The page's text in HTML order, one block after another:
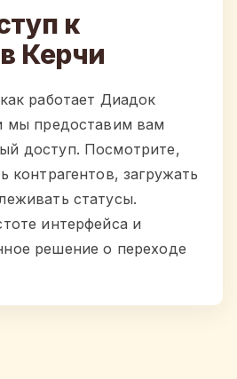
к
Керчи
работает Диадок
мы предоставим вам
доступ. Посмотрите,
контрагентов, загружать
статусы.
интерфейса и
решение о переходе